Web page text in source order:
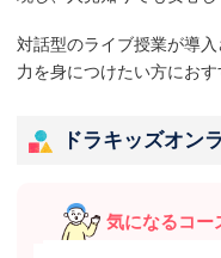
対話型のライブ授業が導
力を身につけたい方におす
ドラキッズオン
気になるコー